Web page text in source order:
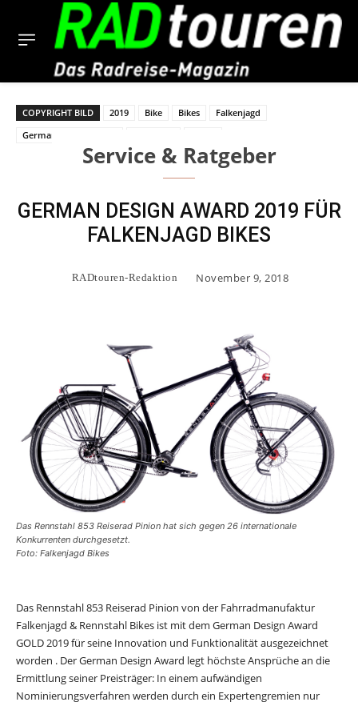
COPYRIGHT BILD 2019 Bike Bikes
Falkenjagd
German Design Award
Service & Ratgeber
GERMAN DESIGN AWARD 2019 FÜR
FALKENJAGD BIKES
RADtouren-Redaktion November 9, 2018
Das Rennstahl 853 Reiserad Pinion hat sich gegen 26 internationale
Konkurrenten durchgesetzt.
Foto: Falkenjagd Bikes
Das Rennstahl 853 Reiserad Pinion von der Fahrradmanufaktur
Falkenjagd & Rennstahl Bikes ist mit dem German Design Award
GOLD 2019 für seine Innovation und Funktionalität ausgezeichnet
worden . Der German Design Award legt höchste Ansprüche an die
Ermittlung seiner Preisträger: In einem aufwändigen
Nominierungsverfahren werden durch ein Expertengremien nur